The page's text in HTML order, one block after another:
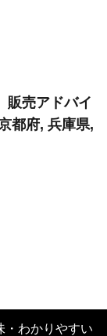
販売アドバイ
都府, 兵庫県,